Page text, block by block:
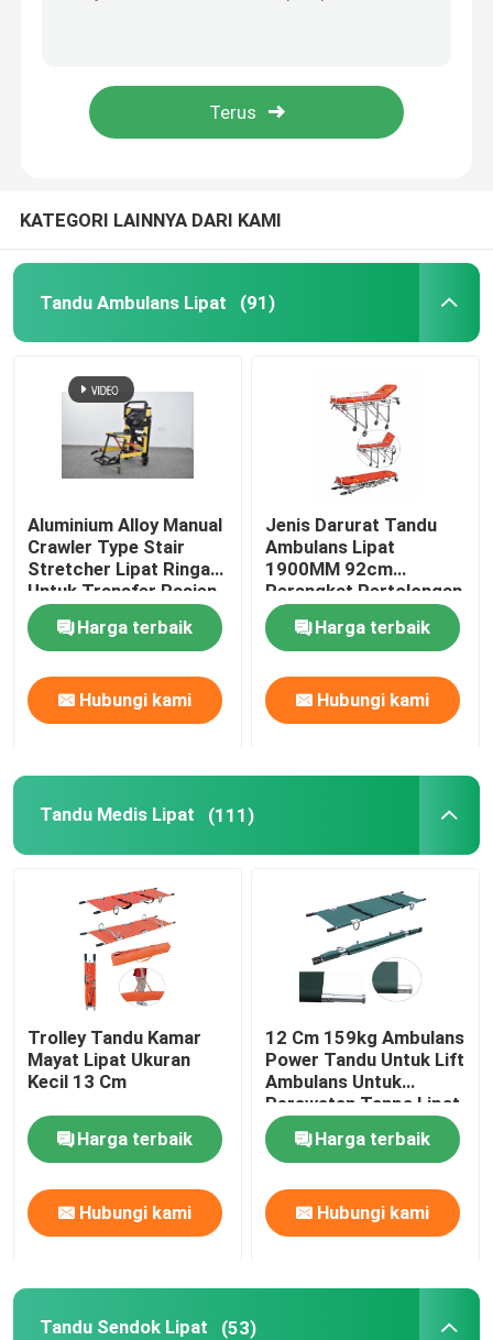
Produk
KATEGORI LAINNYA DARI KAMI
Tandu Ambulans Lipat (91)
Aluminium Alloy Manual
Crawler Type Stair
Stretcher Lipat Ringan
Untuk Transfer Pasien
Rumah Sakit
Harga terbaik
Hubungi kami
Jenis Darurat Tandu
Ambulans Lipat
1900MM 92cm
Perangkat Pertolongan
Pertama
Harga terbaik
Hubungi kami
Tandu Medis Lipat (111)
Trolley Tandu Kamar
Mayat Lipat Ukuran
Kecil 13 Cm
Harga terbaik
Hubungi kami
12 Cm 159kg Ambulans
Power Tandu Untuk Lift
Ambulans Untuk
Perawatan Tanpa Lipat
Harga terbaik
Hubungi kami
Tandu Sendok Lipat (53)